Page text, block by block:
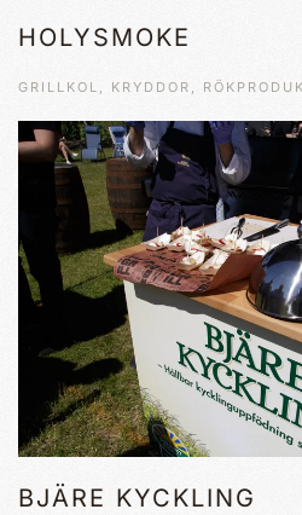
HOLYSMOKE
GRILLKOL, KRYDDOR,
BJÄRE KYCKLING